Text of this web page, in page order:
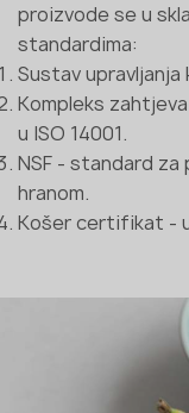
proizvode se u
standardima:
Sustav upravljanja
Kompleks
u ISO 14001.
NSF - standard
hranom.
Košer certifikat -